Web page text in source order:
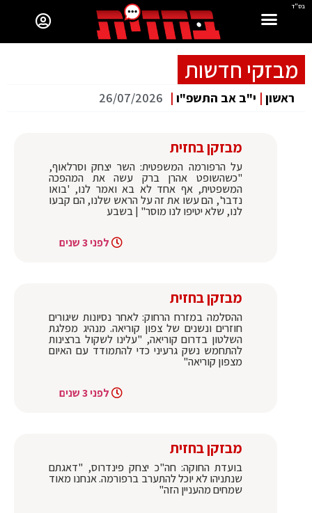
בס"ד
מבזקי חדשות
ראשון | י"ב אב התשפ"ו |
26/07/2026
מבזקן בחזית
על הרפורמה המשפטית: השר יצחק וסרלאוף,
"כשהשופט אהרן ברק עשה את המהפכה
המשפטית, אף אחד לא בא ואמר לנו, 'בואו
נדבר', הם עשו את זה על הראש שלנו, הם קבעו
לנו, שלא יטיפו לנו מוסר" | בשבע
לפני 3 שנים
מבזקן בחזית
ההסלמה במזרח הרחוק: לאחר נסיונות שיגורים
חוזרים ונשנים של צפון קוריאה. מנהיג מפלגת
השלטון בדרום קוריאה, "עלינו לשקול ברצינות
להתחמש נשק גרעיני כדי להתמודד עם האיום
מצפון קוריאה"
לפני 3 שנים
מבזקן בחזית
בועדת החוקה: חה"כ יצחק פינדרוס, "דאגתם
שנתניהו לא יוכל להתערב ברפורמה. אנחנו מאוד
שמחים מהעניין הזה"